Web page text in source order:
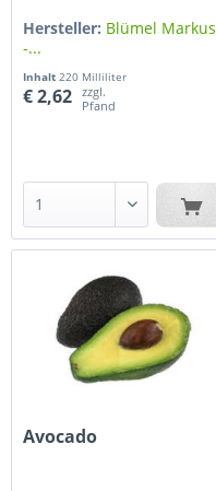
Hersteller: Blümel Markus
-...
Inhalt220 Milliliter
€ 2,62
zzgl.
Pfand
Avocado